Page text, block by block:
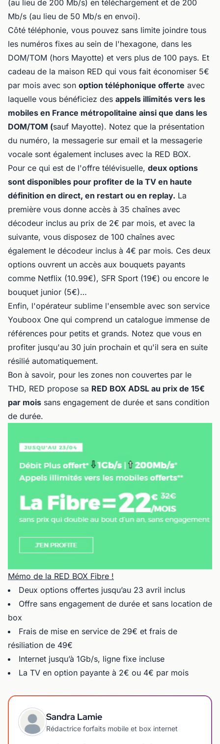
(au lieu de 200 Mb/s) en téléchargement et de 200
Mb/s (au lieu de 50 Mb/s en envoi).
Côté téléphonie, vous pouvez sans limite joindre tous
les numéros fixes au sein de l'hexagone, dans les
DOM/TOM (hors Mayotte) et vers plus de 100 pays. Et
cadeau de la maison RED qui vous fait économiser 5€
par mois avec son option téléphonique offerte avec
laquelle vous bénéficiez des appels illimités vers les
mobiles en France métropolitaine ainsi que dans les
DOM/TOM (sauf Mayotte). Notez que la présentation
du numéro, la messagerie sur email et la messagerie
vocale sont également incluses avec la RED BOX.
Pour ce qui est de l'offre télévisuelle, deux options
sont disponibles pour profiter de la TV en haute
définition en direct, en restart ou en replay. La
première vous donne accès à 35 chaînes avec
décodeur inclus au prix de 2€ par mois, et avec la
suivante, vous disposez de 100 chaînes avec
également le décodeur inclus à 4€ par mois. Ces deux
options ouvrent un accès aux bouquets payants
comme Netflix (10.99€), SFR Sport (19€) ou encore le
bouquet junior (5€)…
Enfin, l'opérateur sublime l'ensemble avec son service
Youboox One qui comprend un catalogue immense de
références pour petits et grands. Notez que vous en
profiter jusqu'au 30 juin prochain et qu'il sera en suite
résilié automatiquement.
Bon à savoir, pour les zones non couvertes par le
THD, RED propose sa RED BOX ADSL au prix de 15€
par mois sans engagement de durée et sans condition
de durée.
Mémo de la RED BOX Fibre !
Deux options offertes jusqu’au 23 avril inclus
Offre sans engagement de durée et sans location de
box
Frais de mise en service de 29€ et frais de
résiliation de 49€
Internet jusqu’à 1Gb/s, ligne fixe incluse
La TV en option payante à 2€ ou 4€ par mois
Sandra Lamie
Rédactrice forfaits mobile et box internet